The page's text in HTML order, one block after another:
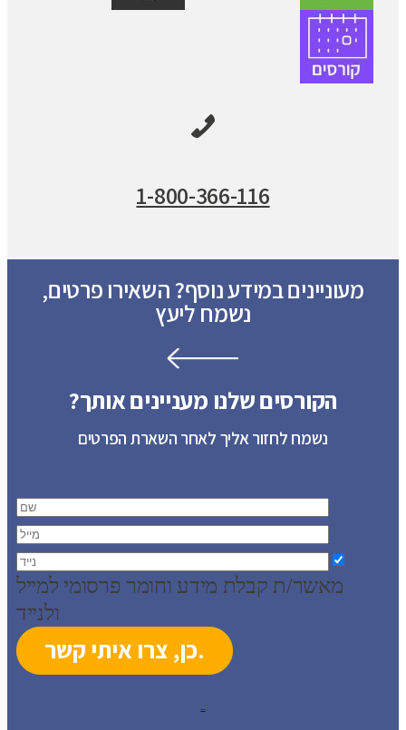
1-800-366-116
מעוניינים במידע נוסף? השאירו פרטים,
נשמח ליעץ
הקורסים שלנו מעניינים אותך?
נשמח לחזור אליך לאחר השארת הפרטים
מאשר/ת קבלת מידע וחומר פרסומי למייל
ולנייד